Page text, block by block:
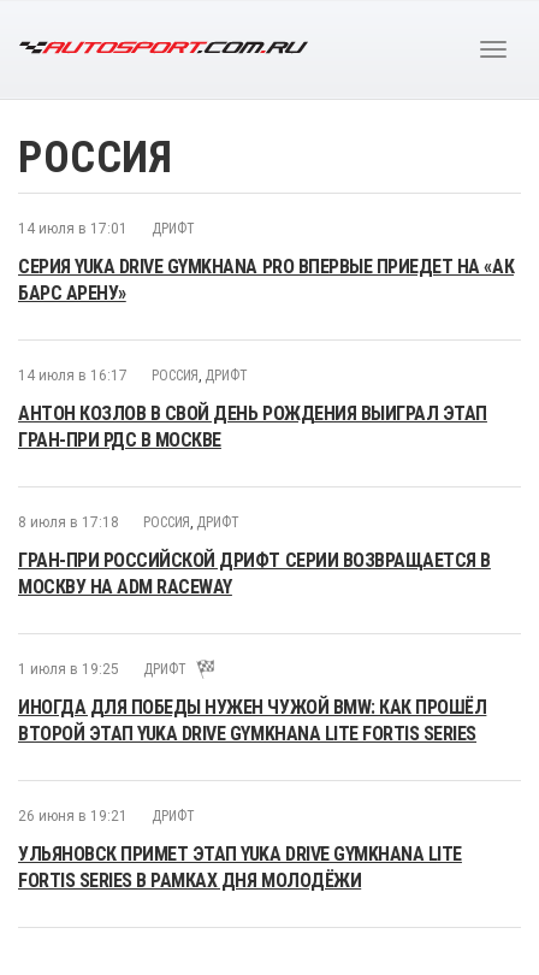
РОССИЯ
14 июля в 17:01 ДРИФТ
СЕРИЯ YUKA DRIVE GYMKHANA PRO ВПЕРВЫЕ ПРИЕДЕТ НА «АК
БАРС АРЕНУ»
14 июля в 16:17 РОССИЯ , ДРИФТ
АНТОН КОЗЛОВ В СВОЙ ДЕНЬ РОЖДЕНИЯ ВЫИГРАЛ ЭТАП
ГРАН-ПРИ РДС В МОСКВЕ
8 июля в 17:18 РОССИЯ , ДРИФТ
ГРАН-ПРИ РОССИЙСКОЙ ДРИФТ СЕРИИ ВОЗВРАЩАЕТСЯ В
МОСКВУ НА ADM RACEWAY
1 июля в 19:25 ДРИФТ
ИНОГДА ДЛЯ ПОБЕДЫ НУЖЕН ЧУЖОЙ BMW: КАК ПРОШЁЛ
ВТОРОЙ ЭТАП YUKA DRIVE GYMKHANA LITE FORTIS SERIES
26 июня в 19:21 ДРИФТ
УЛЬЯНОВСК ПРИМЕТ ЭТАП YUKA DRIVE GYMKHANA LITE
FORTIS SERIES В РАМКАХ ДНЯ МОЛОДЁЖИ